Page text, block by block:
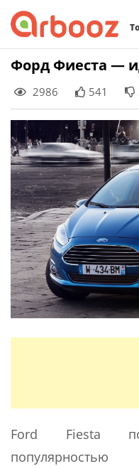
Skip
content
Форд Фиеста —
2986 541
Ford Fiesta
Найти: